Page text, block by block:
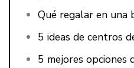
Qué regalar en una
5 ideas de centros
5 mejores opciones